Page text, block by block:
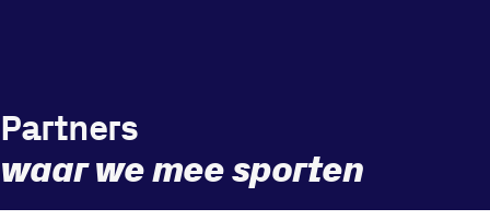
Partners
waar we mee sporten